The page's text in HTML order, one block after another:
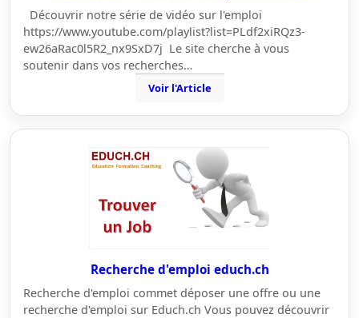
Découvrir notre série de vidéo sur l'emploi
https://www.youtube.com/playlist?list=PLdf2xiRQz3-
ew26aRac0l5R2_nx9SxD7j Le site cherche à vous
soutenir dans vos recherches…
Voir l'Article
Recherche d'emploi educh.ch
Recherche d'emploi commet déposer une offre ou une
recherche d'emploi sur Educh.ch Vous pouvez découvrir